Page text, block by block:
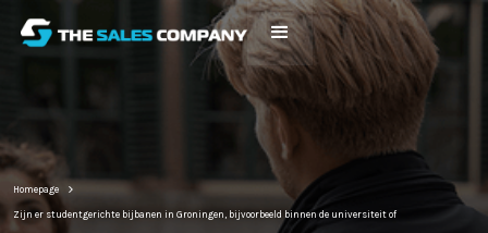
Homepage
Zijn er studentgerichte bijbanen in Groningen, bijvoorbeeld binnen de universiteit of